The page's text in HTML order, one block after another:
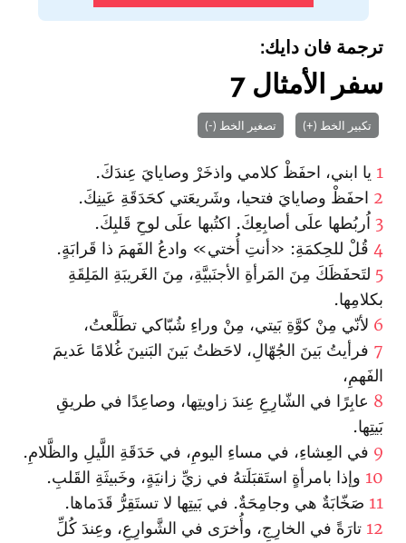
ترجمة فان دايك:
سفر الأمثال 7
تكبير الخط (+) تصغير الخط (-)
1 يا ابني، احفَظْ كلامي واذخَرْ وصايايَ عِندَكَ.
2 احفَظْ وصايايَ فتحيا، وشَريعَتي كحَدَقَةِ عَينِكَ.
3 اُربُطها علَى أصابِعِكَ. اكتُبها علَى لوحِ قَلبِكَ.
4 قُلْ للحِكمَةِ: «أنتِ أُختي» وادعُ الفَهمَ ذا قَرابَةٍ.
5 لتَحفَظَكَ مِنَ المَرأةِ الأجنَبيَّةِ، مِنَ الغَريبَةِ المَلِقَةِ
بكلامِها.
6 لأنّي مِنْ كوَّةِ بَيتي، مِنْ وراءِ شُبّاكي تطَلَّعتُ،
7 فرأيتُ بَينَ الجُهّالِ، لاحَظتُ بَينَ البَنينَ غُلامًا عَديمَ
الفَهمِ،
8 عابِرًا في الشّارِعِ عِندَ زاويتِها، وصاعِدًا في طريقِ
بَيتِها.
9 في العِشاءِ، في مساءِ اليومِ، في حَدَقَةِ اللَّيلِ والظَّلامِ.
10 وإذا بامرأةٍ استَقبَلَتهُ في زيِّ زانيَةٍ، وخَبيثَةِ القَلبِ.
11 صَخّابَةٌ هي وجامِحَةٌ. في بَيتِها لا تستَقِرُّ قَدَماها.
12 تارَةً في الخارِجِ، وأُخرَى في الشَّوارِعِ، وعِندَ كُلِّ